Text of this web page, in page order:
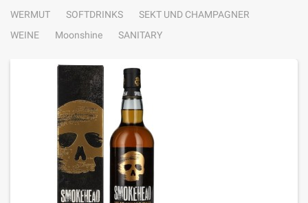
WERMUT
SOFTDRINKS
SEKT UND CHAMPAGNER
WEINE
Moonshine SANITARY